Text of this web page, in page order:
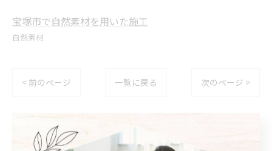
宝塚市で自然素材を用いた施工
自然素材
< 前のページ 一覧に戻る 次のページ >
関連タグ